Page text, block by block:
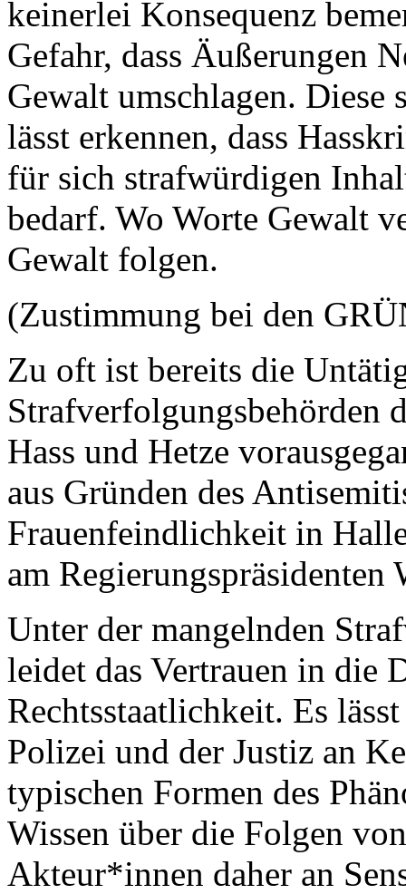
keinerlei Konsequenz
Gefahr, dass Äußerungen
Gewalt umschlagen. Diese
lässt erkennen, dass
für sich strafwürdigen
bedarf. Wo Worte Gewalt
Gewalt folgen.
(Zustimmung bei den
Zu oft ist bereits die
Strafverfolgungsbehörden
Hass und Hetze
aus Gründen des
Frauenfeindlichkeit in
am Regierungspräsidenten
Unter der mangelnden
leidet das Vertrauen in die
Rechtsstaatlichkeit. Es
Polizei und der Justiz an
typischen Formen des
Wissen über die Folgen
Akteur*innen daher an